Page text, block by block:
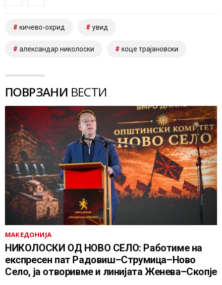
кичево-охрид увид
александар николоски коце трајановски
ПОВРЗАНИ ВЕСТИ
МАКЕДОНИЈА
НИКОЛОСКИ ОД НОВО СЕЛО: Работиме на
експресен пат Радовиш–Струмица–Ново
Село, ја отворивме и линијата Женева–Скопје